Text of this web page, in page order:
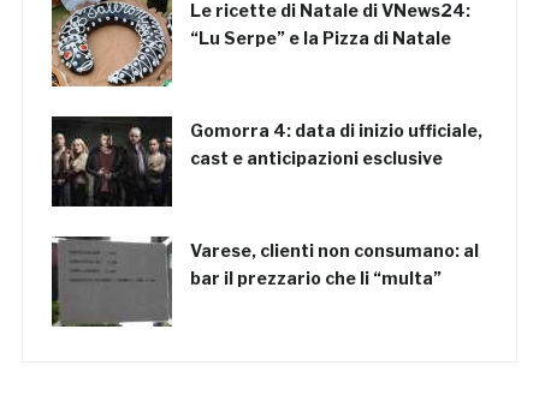
Le ricette di Natale di VNews24:
“Lu Serpe” e la Pizza di Natale
Gomorra 4: data di inizio ufficiale,
cast e anticipazioni esclusive
Varese, clienti non consumano: al
bar il prezzario che li “multa”